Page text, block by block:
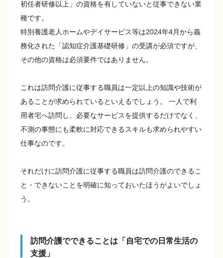
初任者研修以上」の資格を有していないと従事できない業
種です。
特別養護老人ホームやデイサービス等は2024年4月から義
務化された「認知症介護基礎研修」の受講が必須ですが、
その他の資格は必須要件ではありません。
これは訪問介護に従事する職員は一定以上の知識や技術が
あることが求められているといえるでしょう。 一人で利
用者宅へ訪問し、必要なサービスを提供するだけでなく、
不測の事態にも柔軟に対応できるスキルも求められやすい
仕事なのです。
それだけに訪問介護に従事する職員は訪問介護のできるこ
と・できないことを明確に知っておいたほうがよいでしょ
う。
訪問介護でできることは「自宅での日常生活の
支援」